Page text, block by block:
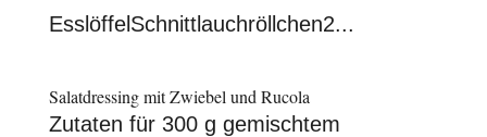
EsslöffelSchnittlauchröllchen2...
Salatdressing mit Zwiebel und Rucola
Zutaten für 300 g gemischtem